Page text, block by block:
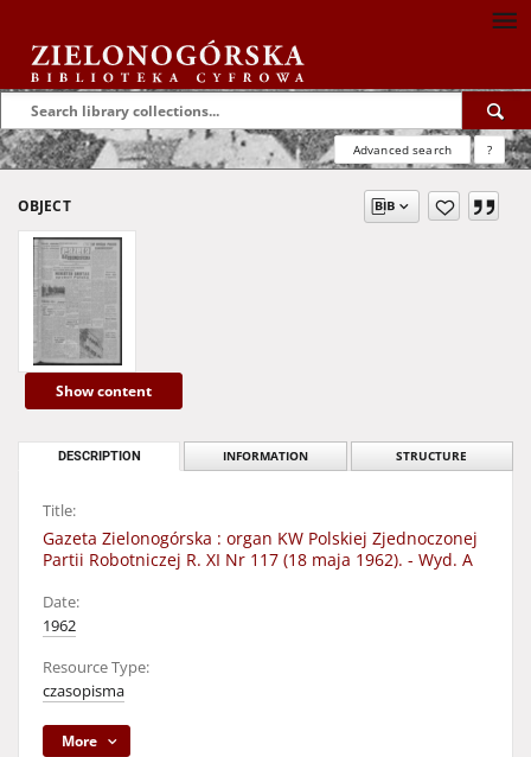
Advanced search ?
OBJECT
Show content
DESCRIPTION INFORMATION STRUCTURE
Title:
Gazeta Zielonogórska : organ KW Polskiej Zjednoczonej
Partii Robotniczej R. XI Nr 117 (18 maja 1962). - Wyd. A
Date:
1962
Resource Type:
czasopisma
More